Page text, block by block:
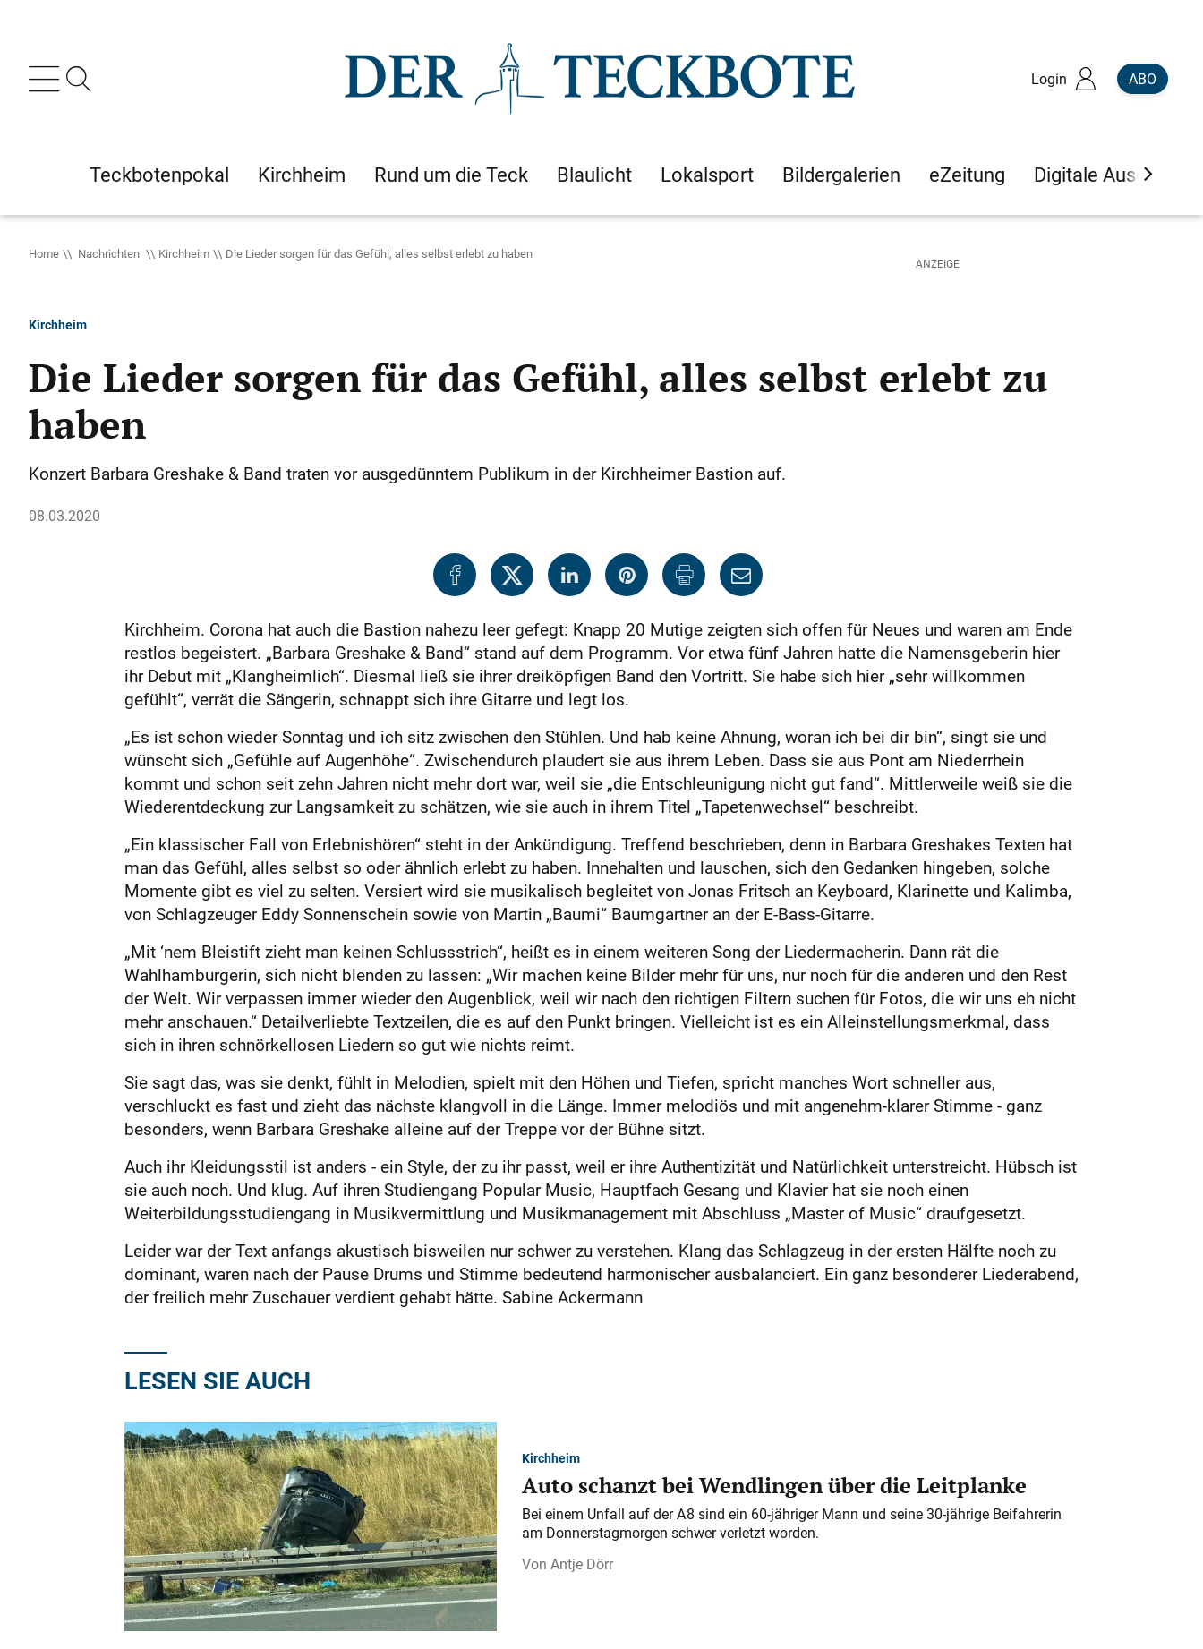
Login ABO
Teckbotenpokal Kirchheim Rund um die Teck Blaulicht Lokalsport Bildergalerien eZeitung Digitale Ausgaben
Home Nachrichten Kirchheim Die Lieder sorgen für das Gefühl, alles selbst erlebt zu haben
Kirchheim
Die Lieder sorgen für das Gefühl, alles selbst erlebt zu
haben
Konzert Barbara Greshake & Band traten vor ausgedünntem Publikum in der Kirchheimer Bastion auf.
08.03.2020
Kirchheim. Corona hat auch die Bastion nahezu leer gefegt: Knapp 20 Mutige zeigten sich offen für Neues und waren am Ende
restlos begeistert. „Barbara Greshake & Band“ stand auf dem Programm. Vor etwa fünf Jahren hatte die Namensgeberin hier
ihr Debut mit „Klangheimlich“. Diesmal ließ sie ihrer dreiköpfigen Band den Vortritt. Sie habe sich hier „sehr willkommen
gefühlt“, verrät die Sängerin, schnappt sich ihre Gitarre und legt los.
„Es ist schon wieder Sonntag und ich sitz zwischen den Stühlen. Und hab keine Ahnung, woran ich bei dir bin“, singt sie und
wünscht sich „Gefühle auf Augenhöhe“. Zwischendurch plaudert sie aus ihrem Leben. Dass sie aus Pont am Niederrhein
kommt und schon seit zehn Jahren nicht mehr dort war, weil sie „die Entschleunigung nicht gut fand“. Mittlerweile weiß sie die
Wiederentdeckung zur Langsamkeit zu schätzen, wie sie auch in ihrem Titel „Tapetenwechsel“ beschreibt.
„Ein klassischer Fall von Erlebnishören“ steht in der Ankündigung. Treffend beschrieben, denn in Barbara Greshakes Texten hat
man das Gefühl, alles selbst so oder ähnlich erlebt zu haben. Innehalten und lauschen, sich den Gedanken hingeben, solche
Momente gibt es viel zu selten. Versiert wird sie musikalisch begleitet von Jonas Fritsch an Keyboard, Klarinette und Kalimba,
von Schlagzeuger Eddy Sonnenschein sowie von Martin „Baumi“ Baumgartner an der E-Bass-Gitarre.
„Mit ‘nem Bleistift zieht man keinen Schlussstrich“, heißt es in einem weiteren Song der Liedermacherin. Dann rät die
Wahlhamburgerin, sich nicht blenden zu lassen: „Wir machen keine Bilder mehr für uns, nur noch für die anderen und den Rest
der Welt. Wir verpassen immer wieder den Augenblick, weil wir nach den richtigen Filtern suchen für Fotos, die wir uns eh nicht
mehr anschauen.“ Detailverliebte Textzeilen, die es auf den Punkt bringen. Vielleicht ist es ein Alleinstellungsmerkmal, dass
sich in ihren schnörkellosen Liedern so gut wie nichts reimt.
Sie sagt das, was sie denkt, fühlt in Melodien, spielt mit den Höhen und Tiefen, spricht manches Wort schneller aus,
verschluckt es fast und zieht das nächste klangvoll in die Länge. Immer melodiös und mit angenehm-klarer Stimme - ganz
besonders, wenn Barbara Greshake alleine auf der Treppe vor der Bühne sitzt.
Auch ihr Kleidungsstil ist anders - ein Style, der zu ihr passt, weil er ihre Authentizität und Natürlichkeit unterstreicht. Hübsch ist
sie auch noch. Und klug. Auf ihren Studiengang Popular Music, Hauptfach Gesang und Klavier hat sie noch einen
Weiterbildungsstudiengang in Musikvermittlung und Musikmanagement mit Abschluss „Master of Music“ draufgesetzt.
Leider war der Text anfangs akustisch bisweilen nur schwer zu verstehen. Klang das Schlagzeug in der ersten Hälfte noch zu
dominant, waren nach der Pause Drums und Stimme bedeutend harmonischer ausbalanciert. Ein ganz besonderer Liederabend,
der freilich mehr Zuschauer verdient gehabt hätte. Sabine Ackermann
LESEN SIE AUCH
Kirchheim
Auto schanzt bei Wendlingen über die Leitplanke
Bei einem Unfall auf der A 8 sind ein 60-jähriger Mann und seine 30-jährige Beifahrerin
am Donnerstagmorgen schwer verletzt worden.
Antje Dörr